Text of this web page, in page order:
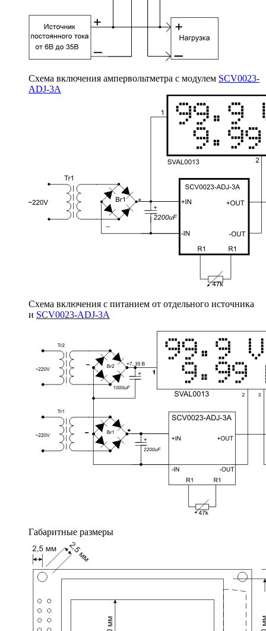
Схема включения ампервольтметра с модулем SCV0023-
ADJ-3A
Схема включения с питанием от отдельного источника
и SCV0023-ADJ-3A
Габаритные размеры